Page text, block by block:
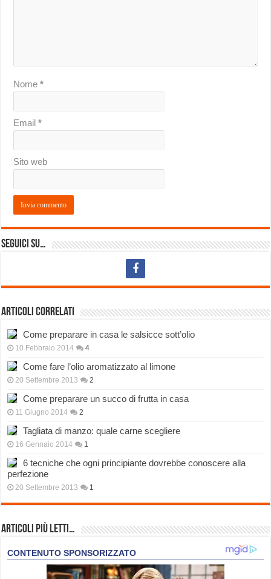
Nome*
Email*
Sito web
Seguici su…
Articoli correlati
Come preparare in casa le salsicce sott’olio
10 Febbraio 2014 4
Come fare l’olio aromatizzato al limone
20 Settembre 2013 2
Come preparare un succo di frutta in casa
11 Giugno 2014 2
Tagliata di manzo: quale carne scegliere
16 Gennaio 2014 1
6 tecniche che ogni principiante dovrebbe conoscere alla
perfezione
20 Settembre 2013 1
Articoli più Letti…